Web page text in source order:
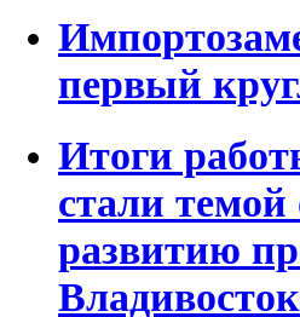
первый
Итоги
стали темой
развитию